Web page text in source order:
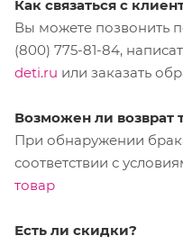
Как связаться с
Вы можете позвонить
(800) 775-81-84,
deti.ru или заказать
Возможен ли возврат
При обнаружении
соответствии с
товар
Есть ли скидки?